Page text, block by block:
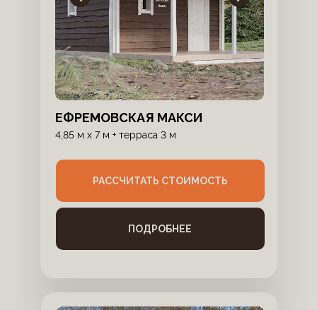
ПОДРОБНЕЕ
РАССЧИТАТЬ СТОИМОСТЬ
4,85 м x 7 м + терраса 3 м
ЕФРЕМОВСКАЯ МАКСИ